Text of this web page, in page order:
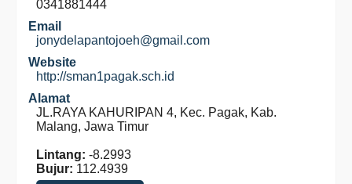
0341881444
Email
jonydelapantojoeh@gmail.com
Website
http://sman1pagak.sch.id
Alamat
JL.RAYA KAHURIPAN 4, Kec. Pagak, Kab.
Malang, Jawa Timur
Lintang: -8.2993
Bujur: 112.4939